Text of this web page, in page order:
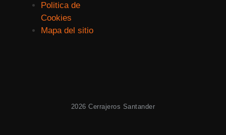
Politica de
Cookies
Mapa del sitio
2026 Cerrajeros Santander